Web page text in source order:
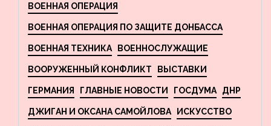
ВОЕННАЯ ОПЕРАЦИЯ
ВОЕННАЯ ОПЕРАЦИЯ ПО ЗАЩИТЕ ДОНБАССА
ВОЕННАЯ ТЕХНИКА ВОЕННОСЛУЖАЩИЕ
ВООРУЖЕННЫЙ КОНФЛИКТ ВЫСТАВКИ
ГЕРМАНИЯ ГЛАВНЫЕ НОВОСТИ ГОСДУМА ДНР
ДЖИГАН И ОКСАНА САМОЙЛОВА ИСКУССТВО